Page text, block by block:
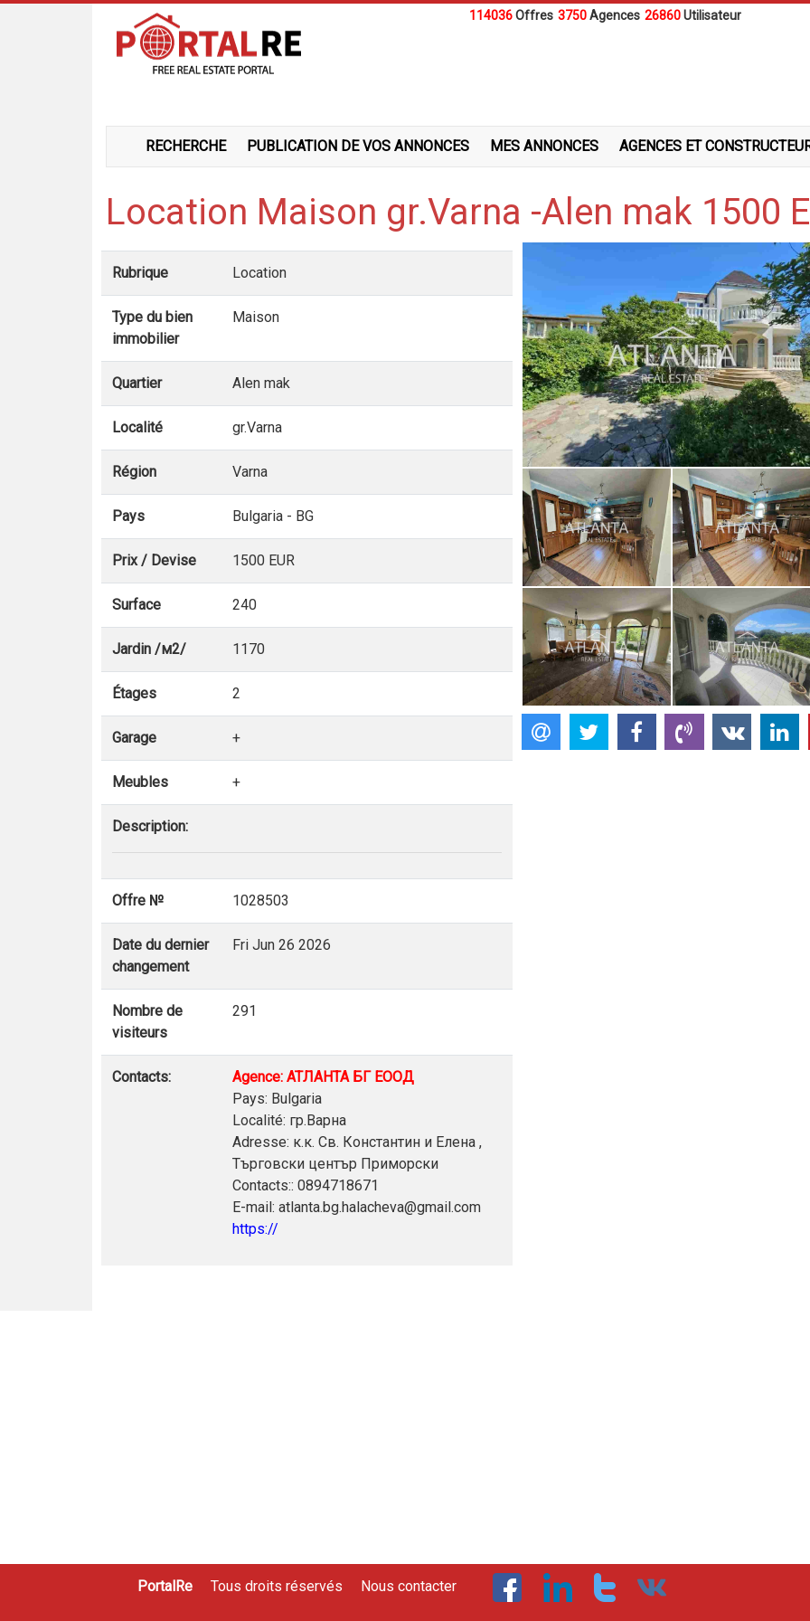
114036Offres 3750Agences 26860Utilisateur
RECHERCHE PUBLICATION DE VOS ANNONCES MES ANNONCES AGENCES ET
Location Maison gr.Varna -Alen mak 1500
Rubrique Location
Type du bien
immobilier
Maison
Quartier Alen mak
Localité gr.Varna
Région Varna
Pays Bulgaria - BG
Prix / Devise 1500 EUR
Surface 240
Jardin /м2/ 1170
Étages 2
Garage +
Meubles +
Description:
Offre № 1028503
Date du dernier
changement
Fri Jun 26 2026
Nombre de
visiteurs
291
Contacts:
Agence: АТЛАНТА БГ ЕООД
Pays: Bulgaria
Localité: гр.Варна
Adresse: к.к. Св. Константин и Елена ,
Търговски център Приморски
Contacts:: 0894718671
E-mail: atlanta.bg.halacheva@gmail.com
https://
PortalRe Tous droits réservés Nous contacter